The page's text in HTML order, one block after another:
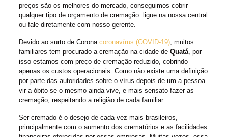
preços são os melhores do mercado, conseguimos cobrir
qualquer tipo de orçamento de cremação. ligue na nossa central
ou fale diretamente com nosso gerente.
Devido ao surto de Corona coronavírus (COVID-19), muitos
familiares tem procurado a cremação na cidade de Quatá, por
isso estamos com preço de cremação reduzido, cobrindo
apenas os custos operacionais. Como não existe uma definição
por parte das autoridades sobre o vírus depois de um a pessoa
vir a óbito se o mesmo ainda vive, e mais sensato fazer as
cremação, respeitando a religião de cada familiar.
Ser cremado é o desejo de cada vez mais brasileiros,
principalmente com o aumento dos crematórios e as facilidades